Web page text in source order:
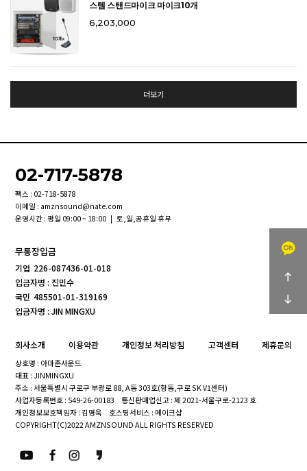
스템 스탠드마이크 마이크10개
6,203,000
더보기
02-717-5878
팩스 : 02-718-5878
이메일 : amznsound@nate.com
운영시간 : 평일 09:00 ~ 18:00 | 토,일,공휴일 휴무
무통장입금
기업 226-087436-01-018
입금자명 : 진민수
국민 485501-01-319169
입금자명 : JIN MINGXU
회사소개 이용약관 개인정보 처리방침 고객센터 제휴문의
상호명 : 아마존사운드
대표 : JINMINGXU
주소 : 서울특별시 구로구 부광로 88, A동 303호(항동,구로 SK V1센터)
사업자등록번호 : 549-26-00183
통신판매업신고 : 제 2021-서울구로-2123 호
개인정보보호책임자 : 김명욱
호스팅서비스 : 메이크샵
COPYRIGHT(C)2022 AMZNSOUND ALL RIGHTS RESERVED